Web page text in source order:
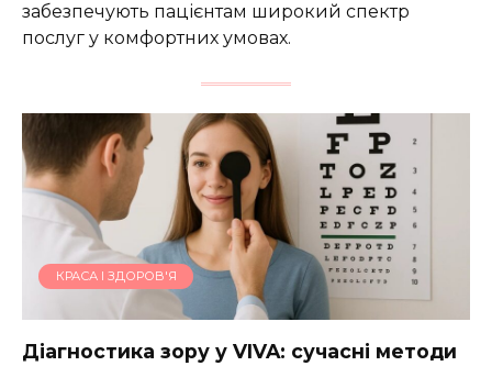
забезпечують пацієнтам широкий спектр
послуг у комфортних умовах.
КРАСА І ЗДОРОВ'Я
Діагностика зору у VIVA: сучасні методи